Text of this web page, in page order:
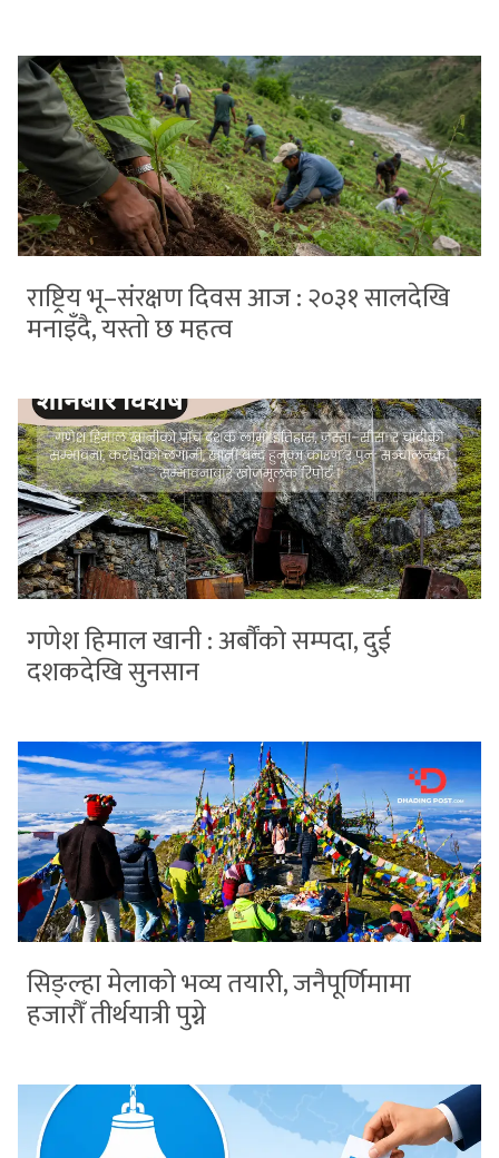
राष्ट्रिय भू–संरक्षण दिवस आज : २०३१ सालदेखि
मनाइँदै, यस्तो छ महत्व
गणेश हिमाल खानी : अर्बौंको सम्पदा, दुई
दशकदेखि सुनसान
सिङ्ल्हा मेलाको भव्य तयारी, जनैपूर्णिमामा
हजारौँ तीर्थयात्री पुग्ने